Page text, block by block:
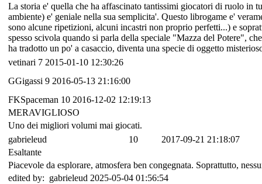
La storia e' quella che ha affascinato tantissimi giocatori di ruolo in
ambiente) e' geniale nella sua semplicita'. Questo librogame e'
sono alcune ripetizioni, alcuni incastri non proprio perfetti...) e
spesso scivola quando si parla della speciale "Mazza del Potere",
ha tradotto un po' a casaccio, diventa una specie di oggetto
vetinari 7 2015-01-10 12:30:26
GGigassi 9 2016-05-13 21:16:00
FKSpaceman 10 2016-12-02 12:19:13
MERAVIGLIOSO
Uno dei migliori volumi mai giocati.
gabrieleud
10
2017-09-21 21:18:07
Esaltante
Piacevole da esplorare, atmosfera ben congegnata. Soprattutto,
edited by: gabrieleud 2025-05-04 01:56:54